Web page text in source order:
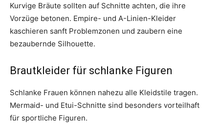
Kurvige Bräute sollten auf Schnitte achten, die ihre
Vorzüge betonen. Empire- und A-Linien-Kleider
kaschieren sanft Problemzonen und zaubern eine
bezaubernde Silhouette.
Brautkleider für schlanke Figuren
Schlanke Frauen können nahezu alle Kleidstile tragen.
Mermaid- und Etui-Schnitte sind besonders vorteilhaft
für sportliche Figuren.